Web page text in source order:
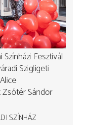
Fesztivál
Szigligeti
Zsótér Sándor
SZÍNHÁZ